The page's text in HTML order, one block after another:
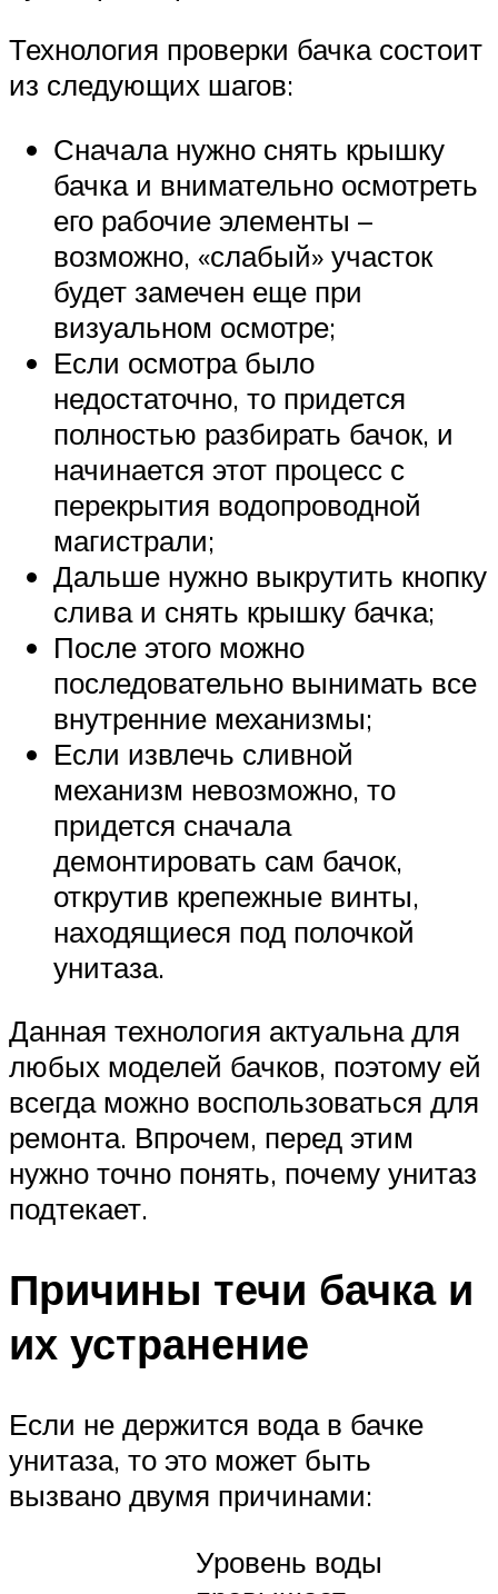
Технология проверки бачка состоит
из следующих шагов:
Сначала нужно снять крышку
бачка и внимательно осмотреть
его рабочие элементы –
возможно, «слабый» участок
будет замечен еще при
визуальном осмотре;
Если осмотра было
недостаточно, то придется
полностью разбирать бачок, и
начинается этот процесс с
перекрытия водопроводной
магистрали;
Дальше нужно выкрутить кнопку
слива и снять крышку бачка;
После этого можно
последовательно вынимать все
внутренние механизмы;
Если извлечь сливной
механизм невозможно, то
придется сначала
демонтировать сам бачок,
открутив крепежные винты,
находящиеся под полочкой
унитаза.
Данная технология актуальна для
любых моделей бачков, поэтому ей
всегда можно воспользоваться для
ремонта. Впрочем, перед этим
нужно точно понять, почему унитаз
подтекает.
Причины течи бачка и
их устранение
Если не держится вода в бачке
унитаза, то это может быть
вызвано двумя причинами:
Уровень воды